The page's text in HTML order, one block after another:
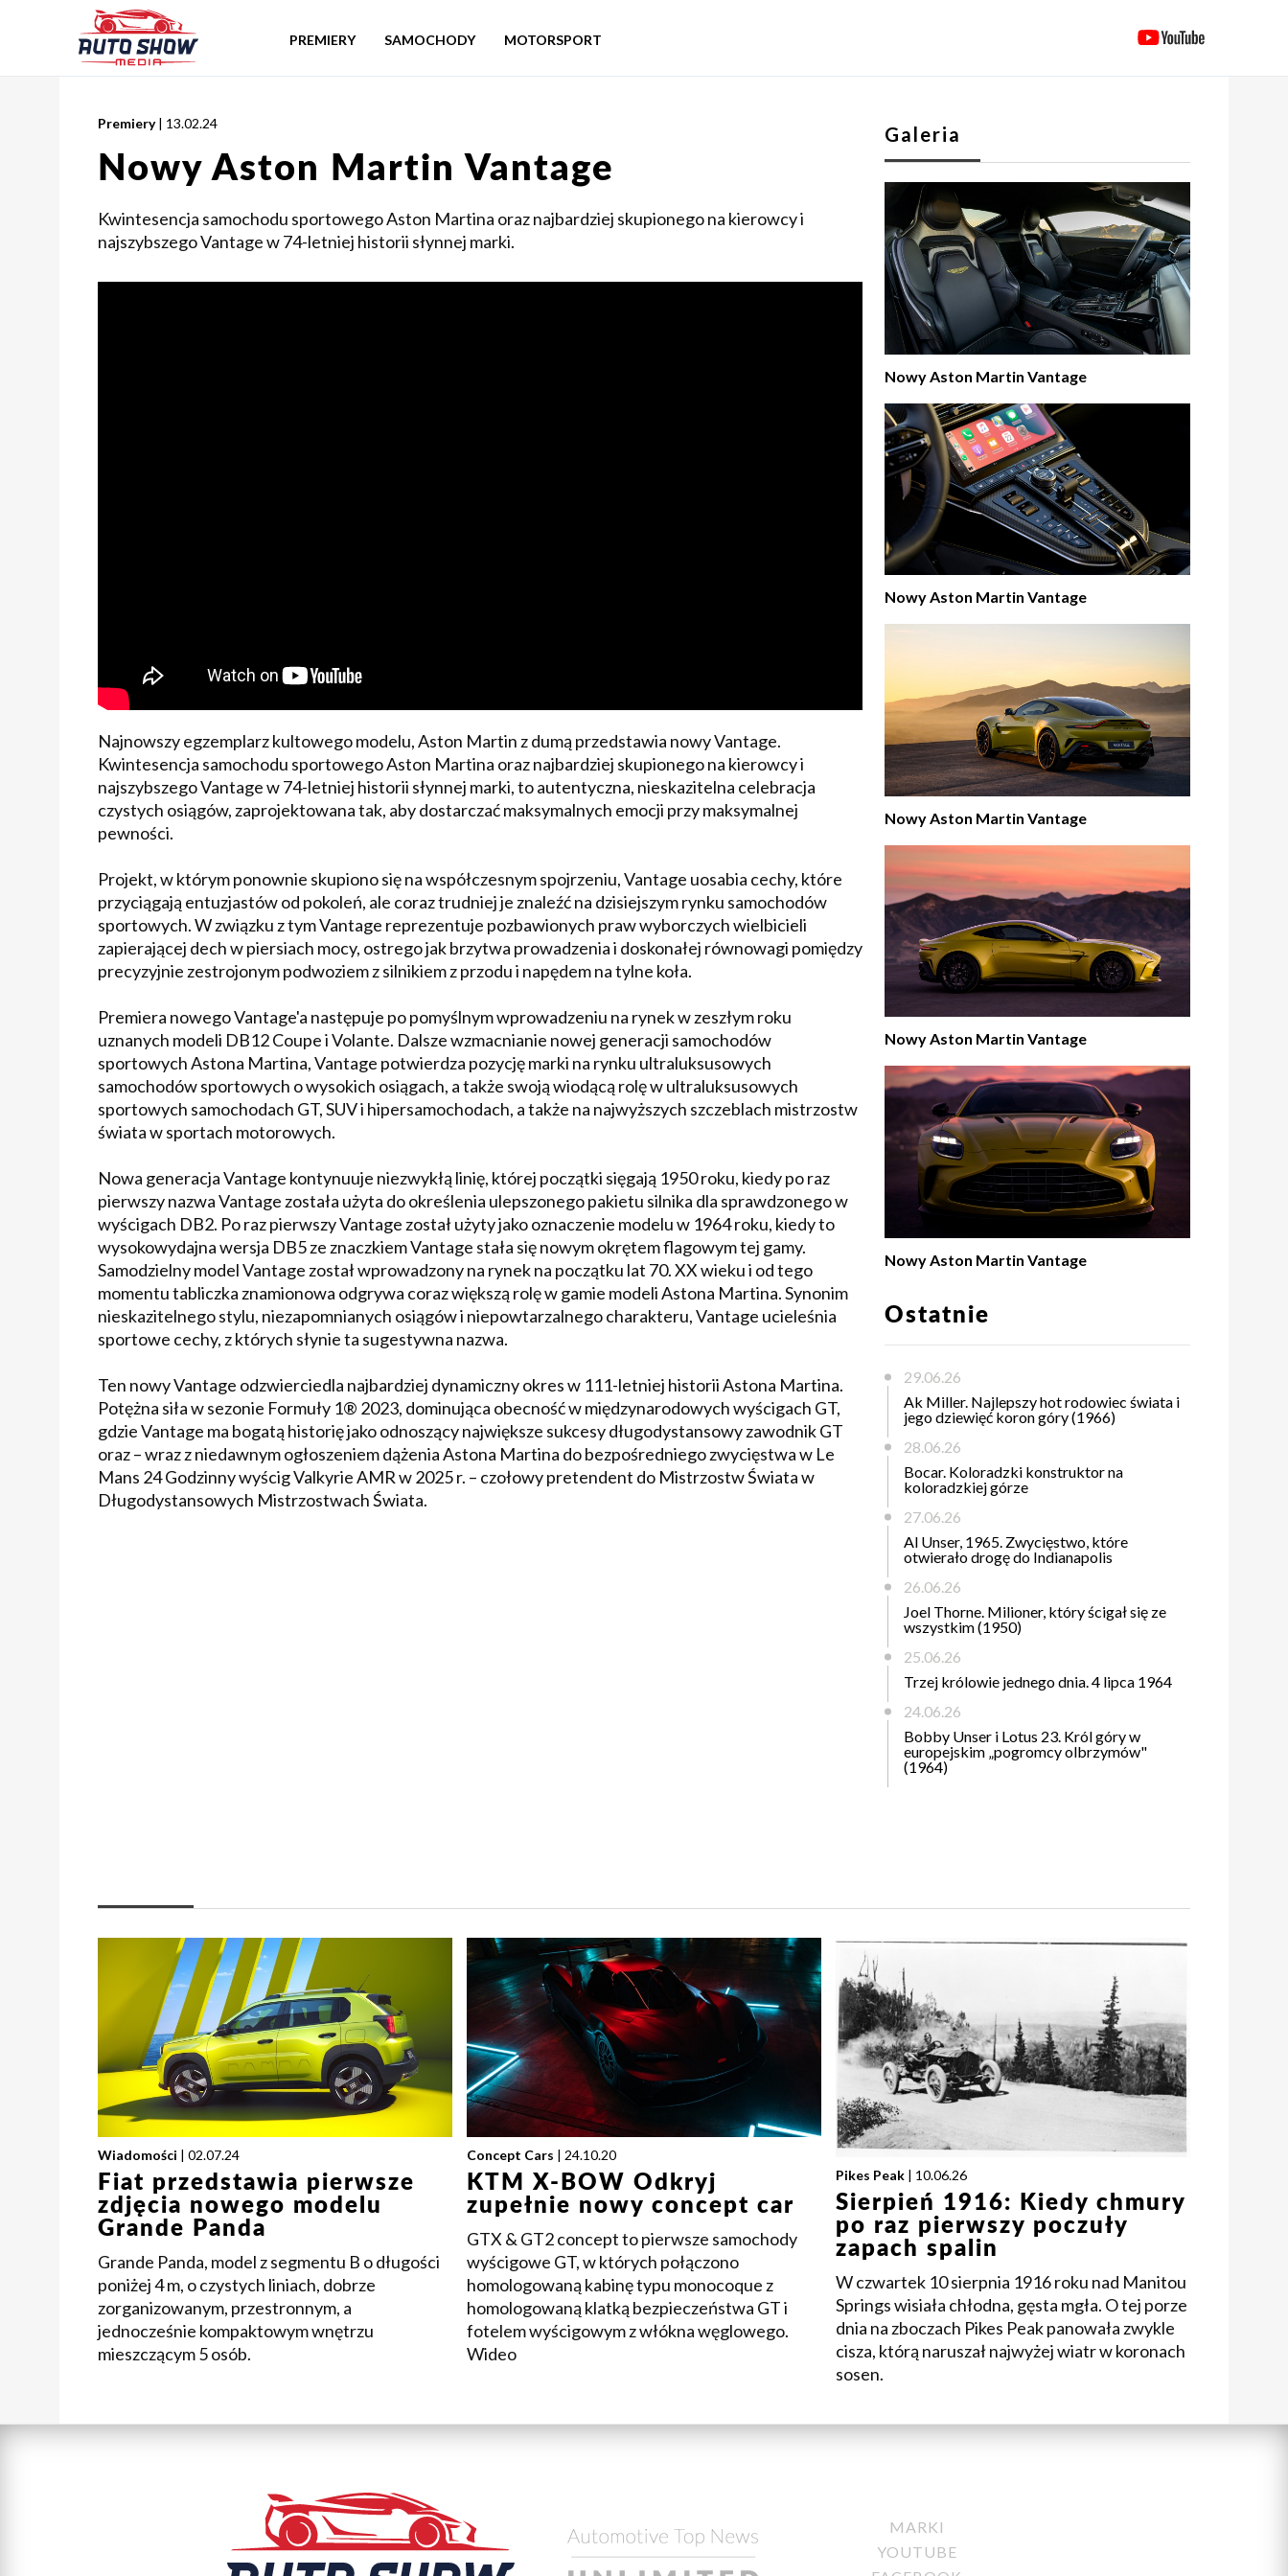
PREMIERY SAMOCHODY MOTORSPORT
Premiery | 13.02.24
Nowy Aston Martin Vantage
Kwintesencja samochodu sportowego Aston Martina oraz najbardziej skupionego na kierowcy i
najszybszego Vantage w 74-letniej historii słynnej marki.
Najnowszy egzemplarz kultowego modelu, Aston Martin z dumą przedstawia nowy Vantage.
Kwintesencja samochodu sportowego Aston Martina oraz najbardziej skupionego na kierowcy i
najszybszego Vantage w 74-letniej historii słynnej marki, to autentyczna, nieskazitelna celebracja
czystych osiągów, zaprojektowana tak, aby dostarczać maksymalnych emocji przy maksymalnej
pewności.
Projekt, w którym ponownie skupiono się na współczesnym spojrzeniu, Vantage uosabia cechy, które
przyciągają entuzjastów od pokoleń, ale coraz trudniej je znaleźć na dzisiejszym rynku samochodów
sportowych. W związku z tym Vantage reprezentuje pozbawionych praw wyborczych wielbicieli
zapierającej dech w piersiach mocy, ostrego jak brzytwa prowadzenia i doskonałej równowagi pomiędzy
precyzyjnie zestrojonym podwoziem z silnikiem z przodu i napędem na tylne koła.
Premiera nowego Vantage'a następuje po pomyślnym wprowadzeniu na rynek w zeszłym roku
uznanych modeli DB12 Coupe i Volante. Dalsze wzmacnianie nowej generacji samochodów
sportowych Astona Martina, Vantage potwierdza pozycję marki na rynku ultraluksusowych
samochodów sportowych o wysokich osiągach, a także swoją wiodącą rolę w ultraluksusowych
sportowych samochodach GT, SUV i hipersamochodach, a także na najwyższych szczeblach mistrzostw
świata w sportach motorowych.
Nowa generacja Vantage kontynuuje niezwykłą linię, której początki sięgają 1950 roku, kiedy po raz
pierwszy nazwa Vantage została użyta do określenia ulepszonego pakietu silnika dla sprawdzonego w
wyścigach DB2. Po raz pierwszy Vantage został użyty jako oznaczenie modelu w 1964 roku, kiedy to
wysokowydajna wersja DB5 ze znaczkiem Vantage stała się nowym okrętem flagowym tej gamy.
Samodzielny model Vantage został wprowadzony na rynek na początku lat 70. XX wieku i od tego
momentu tabliczka znamionowa odgrywa coraz większą rolę w gamie modeli Astona Martina. Synonim
nieskazitelnego stylu, niezapomnianych osiągów i niepowtarzalnego charakteru, Vantage ucieleśnia
sportowe cechy, z których słynie ta sugestywna nazwa.
Ten nowy Vantage odzwierciedla najbardziej dynamiczny okres w 111-letniej historii Astona Martina.
Potężna siła w sezonie Formuły 1® 2023, dominująca obecność w międzynarodowych wyścigach GT,
gdzie Vantage ma bogatą historię jako odnoszący największe sukcesy długodystansowy zawodnik GT
oraz – wraz z niedawnym ogłoszeniem dążenia Astona Martina do bezpośredniego zwycięstwa w Le
Mans 24 Godzinny wyścig Valkyrie AMR w 2025 r. – czołowy pretendent do Mistrzostw Świata w
Długodystansowych Mistrzostwach Świata.
Galeria
Nowy Aston Martin Vantage
Nowy Aston Martin Vantage
Nowy Aston Martin Vantage
Nowy Aston Martin Vantage
Nowy Aston Martin Vantage
Ostatnie
29.06.26
Ak Miller. Najlepszy hot rodowiec świata i
jego dziewięć koron góry (1966)
28.06.26
Bocar. Koloradzki konstruktor na
koloradzkiej górze
27.06.26
Al Unser, 1965. Zwycięstwo, które
otwierało drogę do Indianapolis
26.06.26
Joel Thorne. Milioner, który ścigał się ze
wszystkim (1950)
25.06.26
Trzej królowie jednego dnia. 4 lipca 1964
24.06.26
Bobby Unser i Lotus 23. Król góry w
europejskim „pogromcy olbrzymów"
(1964)
Wiadomości | 02.07.24
Fiat przedstawia pierwsze
zdjęcia nowego modelu
Grande Panda
Grande Panda, model z segmentu B o długości
poniżej 4 m, o czystych liniach, dobrze
zorganizowanym, przestronnym, a
jednocześnie kompaktowym wnętrzu
mieszczącym 5 osób.
Concept Cars | 24.10.20
KTM X-BOW Odkryj
zupełnie nowy concept car
GTX & GT2 concept to pierwsze samochody
wyścigowe GT, w których połączono
homologowaną kabinę typu monocoque z
homologowaną klatką bezpieczeństwa GT i
fotelem wyścigowym z włókna węglowego.
Wideo
Pikes Peak | 10.06.26
Sierpień 1916: Kiedy chmury
po raz pierwszy poczuły
zapach spalin
W czwartek 10 sierpnia 1916 roku nad Manitou
Springs wisiała chłodna, gęsta mgła. O tej porze
dnia na zboczach Pikes Peak panowała zwykle
cisza, którą naruszał najwyżej wiatr w koronach
sosen.
MARKI
YOUTUBE